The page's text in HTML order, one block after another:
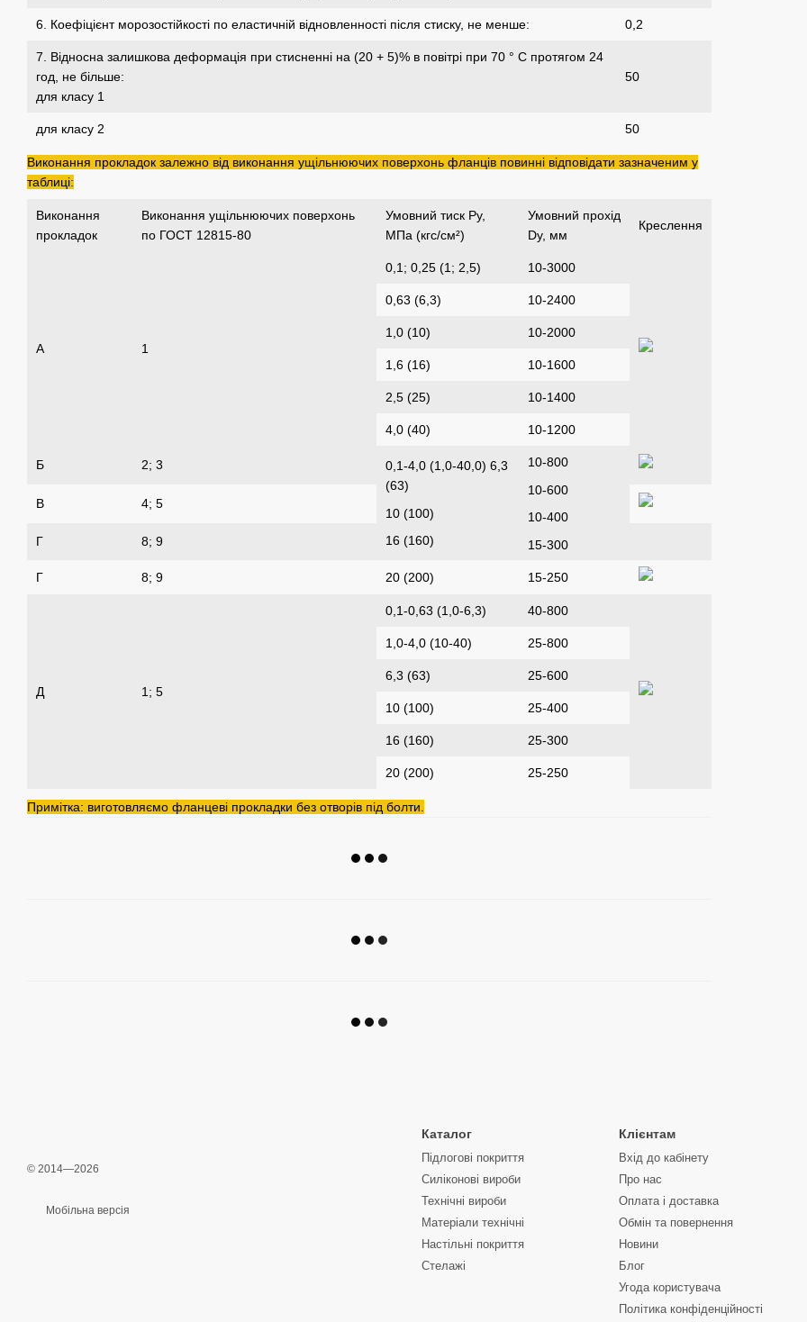
6. Коефіцієнт морозостійкості по еластичній відновленності після стиску, не менше: 0,2
7. Відносна залишкова деформація при стисненні на (20 + 5)% в повітрі при 70 ° С протягом 24
год, не більше:
для класу 1
50
для класу 2 50
Виконання прокладок залежно від виконання ущільнюючих поверхонь фланців повинні відповідати зазначеним у
таблиці:
Виконання
прокладок
Виконання ущільнюючих поверхонь
по ГОСТ 12815-80
Умовний тиск Ру,
МПа (кгс/см²)
Умовний прохід
Dу, мм
Креслення
А 1
0,1; 0,25 (1; 2,5) 10-3000
0,63 (6,3) 10-2400
1,0 (10) 10-2000
1,6 (16) 10-1600
2,5 (25) 10-1400
4,0 (40) 10-1200
Б 2; 3
0,1-4,0 (1,0-40,0) 6,3
(63)
10 (100)
16 (160)
10-800
10-600
10-400
15-300
В 4; 5
Г 8; 9
Г 8; 9 20 (200) 15-250
Д 1; 5
0,1-0,63 (1,0-6,3) 40-800
1,0-4,0 (10-40) 25-800
6,3 (63) 25-600
10 (100) 25-400
16 (160) 25-300
20 (200) 25-250
Примітка: виготовляємо фланцеві прокладки без отворів під болти.
© 2014—2026
Мобільна версія
Каталог
Підлогові покриття
Силіконові вироби
Технічні вироби
Матеріали технічні
Настільні покриття
Стелажі
Клієнтам
Вхід до кабінету
Про нас
Оплата і доставка
Обмін та повернення
Новини
Блог
Угода користувача
Політика конфіденційності